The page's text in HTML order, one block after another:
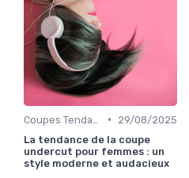
•
29/08/2025
La tendance de la coupe
undercut pour femmes : un
style moderne et audacieux